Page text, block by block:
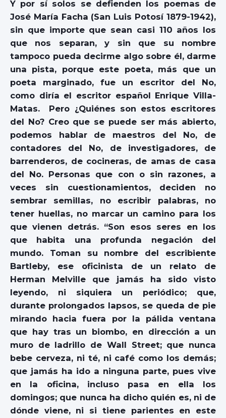
Y por sí solos se defienden los poemas de
José María Facha (San Luis Potosí 1879-1942),
sin que importe que sean casi 110 años los
que nos separan, y sin que su nombre
tampoco pueda decirme algo sobre él, darme
una pista, porque este poeta, más que un
poeta marginado, fue un escritor del No,
como diría el escritor español Enrique Villa-
Matas. Pero ¿Quiénes son estos escritores
del No? Creo que se puede ser más abierto,
podemos hablar de maestros del No, de
contadores del No, de investigadores, de
barrenderos, de cocineras, de amas de casa
del No. Personas que con o sin razones, a
veces sin cuestionamientos, deciden no
sembrar semillas, no escribir palabras, no
tener huellas, no marcar un camino para los
que vienen detrás. “Son esos seres en los
que habita una profunda negación del
mundo. Toman su nombre del escribiente
Bartleby, ese oficinista de un relato de
Herman Melville que jamás ha sido visto
leyendo, ni siquiera un periódico; que,
durante prolongados lapsos, se queda de pie
mirando hacia fuera por la pálida ventana
que hay tras un biombo, en dirección a un
muro de ladrillo de Wall Street; que nunca
bebe cerveza, ni té, ni café como los demás;
que jamás ha ido a ninguna parte, pues vive
en la oficina, incluso pasa en ella los
domingos; que nunca ha dicho quién es, ni de
dónde viene, ni si tiene parientes en este